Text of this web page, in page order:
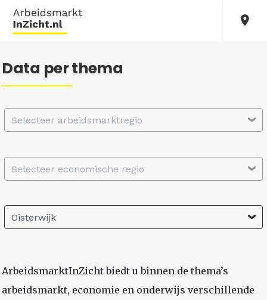
Data per thema
Selecteer arbeidsmarktregio
Selecteer economische regio
Oisterwijk
ArbeidsmarktInZicht biedt u binnen de thema’s
arbeidsmarkt, economie en onderwijs verschillende